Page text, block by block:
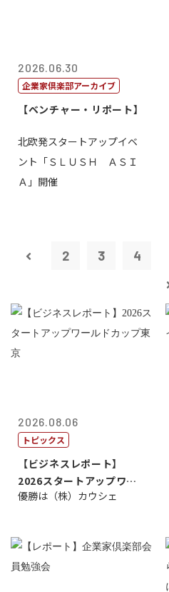
2026.06.30
企業家倶楽部アーカイブ
【ベンチャー・リポート】
北欧発スタートアップイベ
ント「ＳＬＵＳＨ ＡＳＩ
Ａ」開催
2 3 4
2026.08.06
トピックス
【ビジネスレポート】
2026スタートアップワー
ルドカップ東京
優勝は（株）カウシェ